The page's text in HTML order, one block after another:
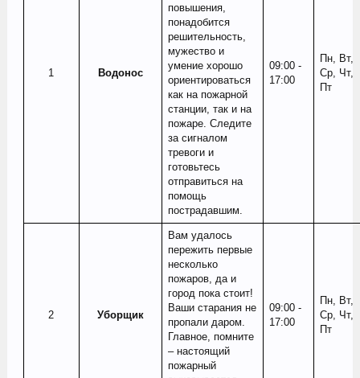
1​ Водонос
повышения,
понадобится
решительность,
мужество и
умение хорошо
ориентироваться
как на пожарной
станции, так и на
пожаре. Следите
за сигналом
тревоги и
готовьтесь
отправиться на
помощь
пострадавшим.
09:00 -
17:00
Пн, Вт,
Ср, Чт,
Пт
2​ Уборщик
Вам удалось
пережить первые
несколько
пожаров, да и
город пока стоит!
Ваши старания не
пропали даром.
Главное, помните
– настоящий
пожарный
09:00 -
17:00
Пн, Вт,
Ср, Чт,
Пт